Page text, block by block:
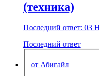
(техника)
Последний ответ: 03
Последний ответ
от Абигайл